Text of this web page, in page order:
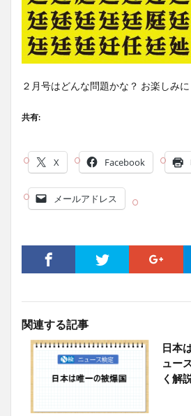
２月号はどんな問題かな？ お楽しみに
共有:
X Facebook
メールアドレス
関連する記事
日本
ュー
く解